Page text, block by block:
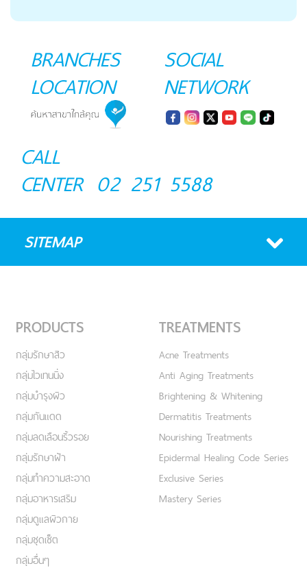
BRANCHES
LOCATION
SOCIAL
NETWORK
CALL
CENTER 02 251 5588
SITEMAP
PRODUCTS
กลุ่มรักษาสิว
กลุ่มไวเทนนิ่ง
กลุ่มบำรุงผิว
กลุ่มกันแดด
กลุ่มลดเลือนริ้วรอย
กลุ่มรักษาฝ้า
กลุ่มทำความสะอาด
กลุ่มอาหารเสริม
กลุ่มดูแลผิวกาย
กลุ่มชุดเซ็ต
กลุ่มอื่นๆ
TREATMENTS
Acne Treatments
Anti Aging Treatments
Brightening & Whitening
Dermatitis Treatments
Nourishing Treatments
Epidermal Healing Code Series
Exclusive Series
Mastery Series